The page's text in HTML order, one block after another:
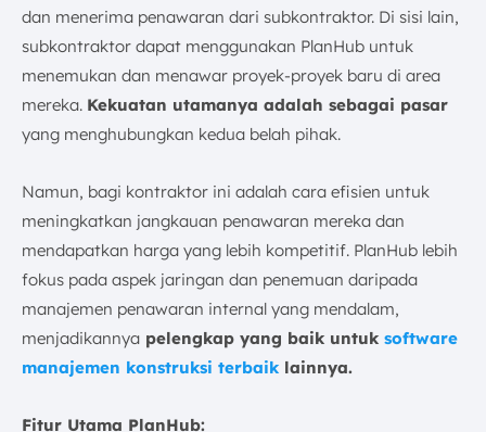
dan menerima penawaran dari subkontraktor. Di sisi lain,
subkontraktor dapat menggunakan PlanHub untuk
menemukan dan menawar proyek-proyek baru di area
mereka. Kekuatan utamanya adalah sebagai pasar
yang menghubungkan kedua belah pihak.
Namun, bagi kontraktor ini adalah cara efisien untuk
meningkatkan jangkauan penawaran mereka dan
mendapatkan harga yang lebih kompetitif. PlanHub lebih
fokus pada aspek jaringan dan penemuan daripada
manajemen penawaran internal yang mendalam,
menjadikannya pelengkap yang baik untuk software
manajemen konstruksi terbaik lainnya.
Fitur Utama PlanHub: